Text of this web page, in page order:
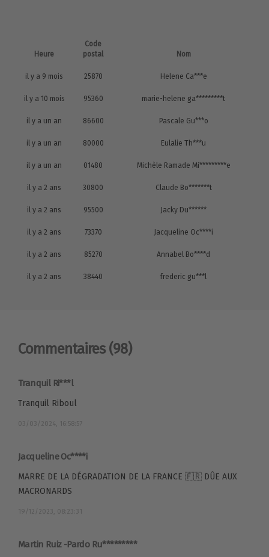
Heure
Code
postal
Nom
il y a 9 mois 25870 Helene Ca***e
il y a 10 mois 95360 marie-helene ga*********t
il y a un an 86600 Pascale Gu***o
il y a un an 80000 Eulalie Th***u
il y a un an 01480 Michèle Ramade Mi*********e
il y a 2 ans 30800 Claude Bo*******t
il y a 2 ans 95500 Jacky Du******
il y a 2 ans 73370 Jacqueline Oc****i
il y a 2 ans 85270 Annabel Bo****d
il y a 2 ans 38440 frederic gu***l
Commentaires (98)
Tranquil Ri***l
Tranquil Riboul
03/03/2024, 16:58:57
Jacqueline Oc****i
MARRE DE LA DÉGRADATION DE LA FRANCE 🇫🇷 DÛE AUX
MACRONARDS
19/12/2023, 08:23:31
Martin Ruiz -Pardo Ru*********